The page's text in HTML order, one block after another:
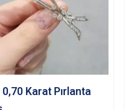
0,70 Karat Pırlanta